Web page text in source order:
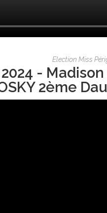
Election Miss
-
2ème